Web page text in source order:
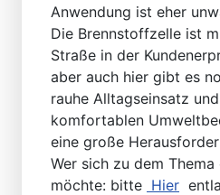
Anwendung ist eher
Die Brennstoffzelle ist
Straße in der
aber auch hier gibt es
rauhe Alltagseinsatz
komfortablen
eine große
Wer sich zu dem
möchte: bitte Hier